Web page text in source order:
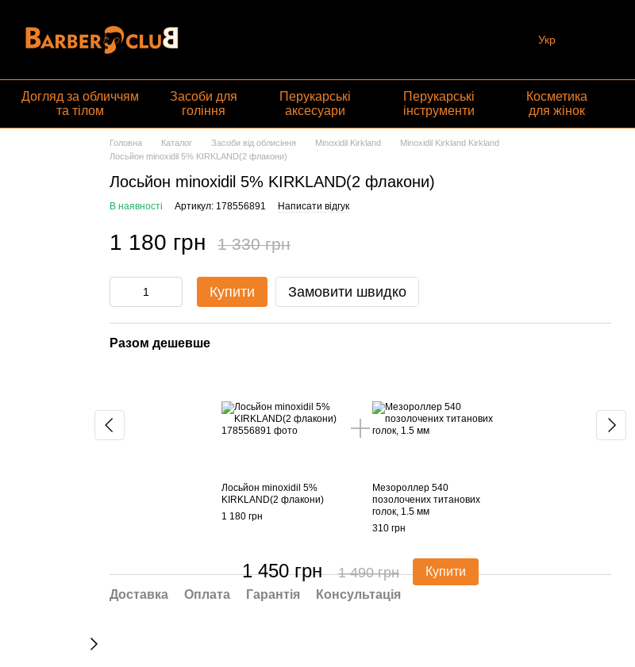
Укр
Догляд за обличчям
та тілом
Засоби для
гоління
Перукарські
аксесуари
Перукарські
інструменти
Косметика
для жінок
Головна Каталог Засоби від облисіння Minoxidil Kirkland
Minoxidil Kirkland Kirkland
Лосьйон minoxidil 5% KIRKLAND(2 флакони)
Лосьйон minoxidil 5% KIRKLAND(2 флакони)
В наявності Артикул: 178556891 Написати відгук
1 180 грн 1 330 грн
Купити Замовити швидко
Разом дешевше
Лосьйон minoxidil 5%
KIRKLAND(2 флакони)
1 180 грн
Мезороллер 540
позолочених титанових
голок, 1.5 мм
310 грн
1 450 грн 1 490 грн Купити
Доставка Оплата Гарантія Консультація